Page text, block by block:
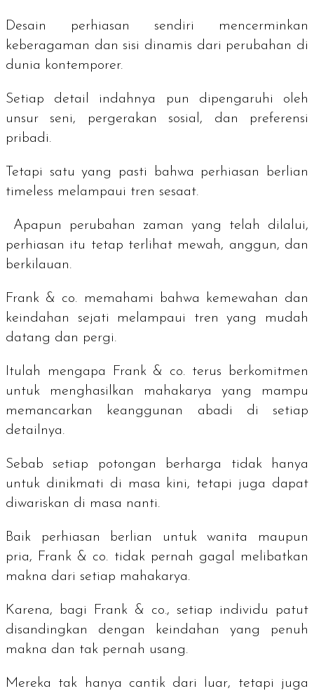
Desain perhiasan sendiri mencerminkan
keberagaman dan sisi dinamis dari perubahan di
dunia kontemporer.
Setiap detail indahnya pun dipengaruhi oleh
unsur seni, pergerakan sosial, dan preferensi
pribadi.
Tetapi satu yang pasti bahwa perhiasan berlian
timeless melampaui tren sesaat.
Apapun perubahan zaman yang telah dilalui,
perhiasan itu tetap terlihat mewah, anggun, dan
berkilauan.
Frank & co. memahami bahwa kemewahan dan
keindahan sejati melampaui tren yang mudah
datang dan pergi.
Itulah mengapa Frank & co. terus berkomitmen
untuk menghasilkan mahakarya yang mampu
memancarkan keanggunan abadi di setiap
detailnya.
Sebab setiap potongan berharga tidak hanya
untuk dinikmati di masa kini, tetapi juga dapat
diwariskan di masa nanti.
Baik perhiasan berlian untuk wanita maupun
pria, Frank & co. tidak pernah gagal melibatkan
makna dari setiap mahakarya.
Karena, bagi Frank & co., setiap individu patut
disandingkan dengan keindahan yang penuh
makna dan tak pernah usang.
Mereka tak hanya cantik dari luar, tetapi juga